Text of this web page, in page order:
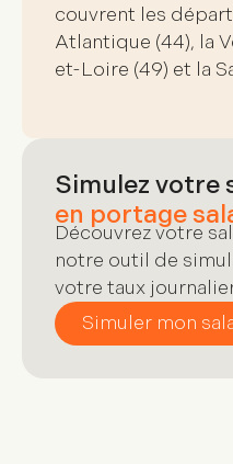
couvrent les
Atlantique (44), la
et-Loire (49) et la
Simulez votre
en portage
Découvrez votre
notre outil de
votre taux
Simuler mon